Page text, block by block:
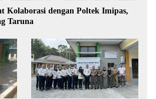
Kolaborasi dengan Poltek Imipas,
Taruna